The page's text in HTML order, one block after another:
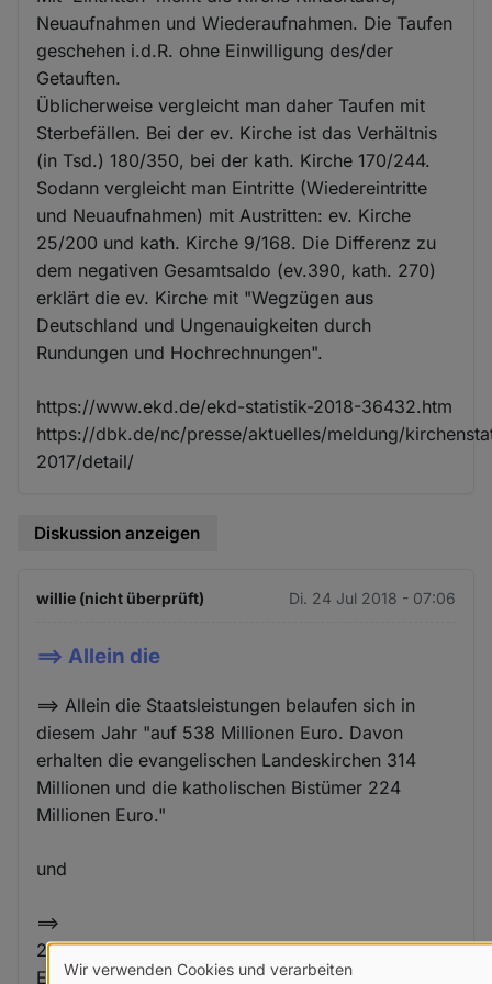
Neuaufnahmen und Wiederaufnahmen. Die Taufen
geschehen i.d.R. ohne Einwilligung des/der
Getauften.
Üblicherweise vergleicht man daher Taufen mit
Sterbefällen. Bei der ev. Kirche ist das Verhältnis
(in Tsd.) 180/350, bei der kath. Kirche 170/244.
Sodann vergleicht man Eintritte (Wiedereintritte
und Neuaufnahmen) mit Austritten: ev. Kirche
25/200 und kath. Kirche 9/168. Die Differenz zu
dem negativen Gesamtsaldo (ev.390, kath. 270)
erklärt die ev. Kirche mit "Wegzügen aus
Deutschland und Ungenauigkeiten durch
Rundungen und Hochrechnungen".
https://www.ekd.de/ekd-statistik-2018-36432.htm
https://dbk.de/nc/presse/aktuelles/meldung/
2017/detail/
Diskussion anzeigen
willie (nicht überprüft) Di. 24 Jul 2018 - 07:06
==> Allein die
==> Allein die Staatsleistungen belaufen sich in
diesem Jahr "auf 538 Millionen Euro. Davon
erhalten die evangelischen Landeskirchen 314
Millionen und die katholischen Bistümer 224
Millionen Euro."
und
==>
23,3 Mio. Katolische aber nur 21.5 Mio.
Evangelsche
Wir verwenden Cookies und verarbeiten